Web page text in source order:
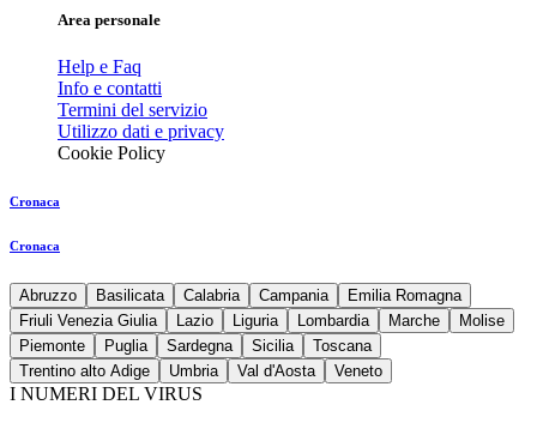
Area personale
Help e Faq
Info e contatti
Termini del servizio
Utilizzo dati e privacy
Cookie Policy
Cronaca
Cronaca
Abruzzo Basilicata Calabria Campania
Emilia Romagna
Friuli Venezia Giulia
Lazio Liguria Lombardia Marche
Molise
Piemonte
Puglia Sardegna Sicilia
Toscana
Trentino alto Adige
Umbria Val d'Aosta Veneto
I NUMERI DEL VIRUS